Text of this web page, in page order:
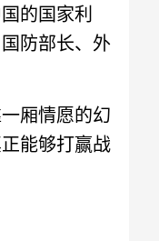
的国家利
防部长、外
厢情愿的幻
能够打赢战